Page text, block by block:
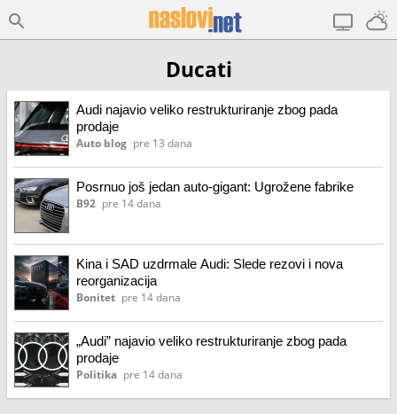
Ducati
Audi najavio veliko restrukturiranje zbog pada
prodaje
Auto blog pre 13 dana
Posrnuo još jedan auto-gigant: Ugrožene fabrike
B92 pre 14 dana
Kina i SAD uzdrmale Audi: Slede rezovi i nova
reorganizacija
Bonitet pre 14 dana
„Audi” najavio veliko restrukturiranje zbog pada
prodaje
Politika pre 14 dana